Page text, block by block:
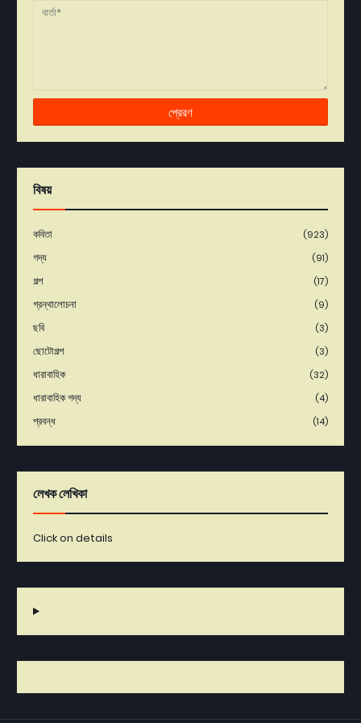
বিষয়
কবিতা (923)
গদ্য (91)
গল্প (17)
গ্রন্থালোচনা (9)
ছবি (3)
ছোটোগল্প (3)
ধারাবাহিক (32)
ধারাবাহিক গদ্য (4)
প্রবন্ধ (14)
লেখক লেখিকা
Click on details